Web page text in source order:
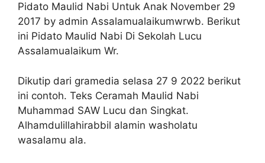
Pidato Maulid Nabi Untuk Anak November 29
2017 by admin Assalamualaikumwrwb. Berikut
ini Pidato Maulid Nabi Di Sekolah Lucu
Assalamualaikum Wr.
Dikutip dari gramedia selasa 27 9 2022 berikut
ini contoh. Teks Ceramah Maulid Nabi
Muhammad SAW Lucu dan Singkat.
Alhamdulillahirabbil alamin washolatu
wasalamu ala.